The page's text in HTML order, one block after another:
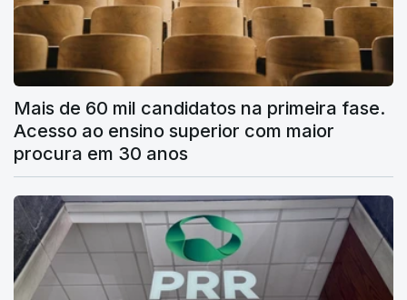
Mais de 60 mil candidatos na primeira fase.
Acesso ao ensino superior com maior
procura em 30 anos